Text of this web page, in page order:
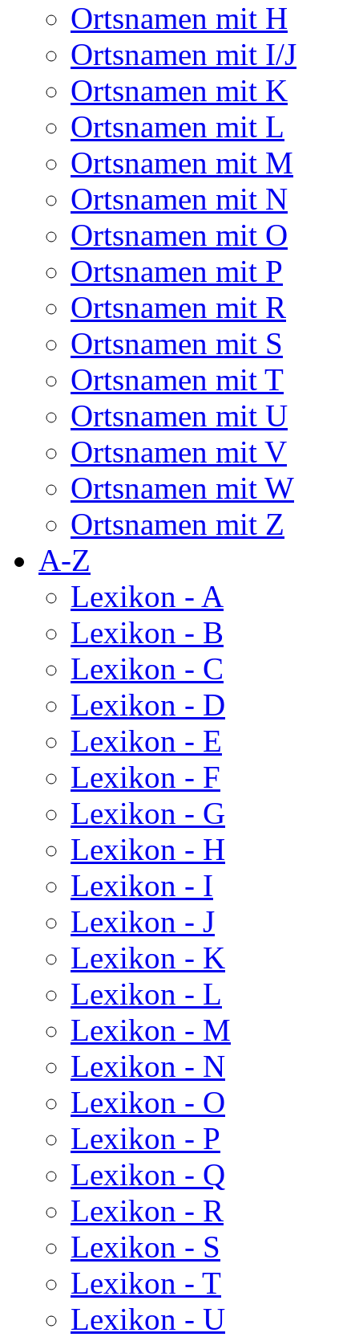
Ortsnamen mit H
Ortsnamen mit I/J
Ortsnamen mit K
Ortsnamen mit L
Ortsnamen mit M
Ortsnamen mit N
Ortsnamen mit O
Ortsnamen mit P
Ortsnamen mit R
Ortsnamen mit S
Ortsnamen mit T
Ortsnamen mit U
Ortsnamen mit V
Ortsnamen mit W
Ortsnamen mit Z
A-Z
Lexikon - A
Lexikon - B
Lexikon - C
Lexikon - D
Lexikon - E
Lexikon - F
Lexikon - G
Lexikon - H
Lexikon - I
Lexikon - J
Lexikon - K
Lexikon - L
Lexikon - M
Lexikon - N
Lexikon - O
Lexikon - P
Lexikon - Q
Lexikon - R
Lexikon - S
Lexikon - T
Lexikon - U